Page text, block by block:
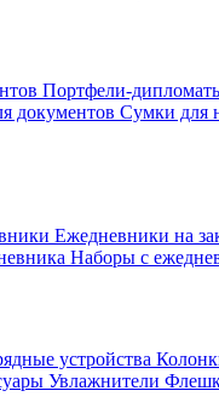
Портфели-
документов Сумки для
Ежедневники на
Наборы с
устройства
Увлажнители